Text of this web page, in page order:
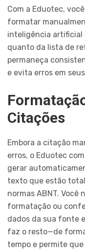
Com a Eduotec,
formatar
inteligência
quanto da lista de
permaneça
e evita erros em
Citações
Embora a citação
erros, o Eduotec
gerar
texto que estão
normas ABNT. Você
formatação ou
dados da sua fonte
faz o resto—de
tempo e permite